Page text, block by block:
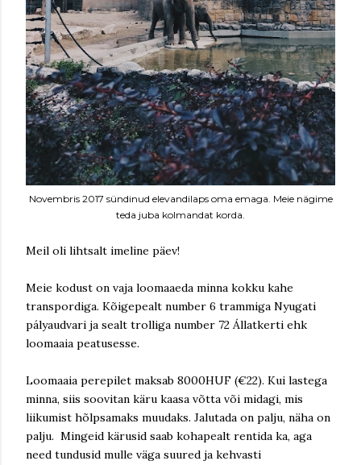
Novembris 2017 sündinud elevandilaps oma emaga. Meie nägime
teda juba kolmandat korda.
Meil oli lihtsalt imeline päev!
Meie kodust on vaja loomaaeda minna kokku kahe
transpordiga. Kõigepealt number 6 trammiga Nyugati
pályaudvari ja sealt trolliga number 72 Állatkerti ehk
loomaaia peatusesse.
Loomaaia perepilet maksab 8000HUF (€22). Kui lastega
minna, siis soovitan käru kaasa võtta või midagi, mis
liikumist hõlpsamaks muudaks. Jalutada on palju, näha on
palju. Mingeid kärusid saab kohapealt rentida ka, aga
need tundusid mulle väga suured ja kehvasti